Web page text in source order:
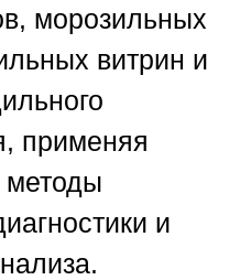
морозильных
витрин и
применяя
и